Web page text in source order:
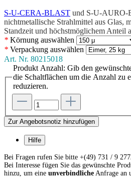
S-U-CERA-BLAST und S-U-AURO-
nichtmetallische Strahlmittel aus Glas,
Standzeit und höchstmöglichem Anteil
* Körnung auswählen
* Verpackung auswählen
Art. Nr. 80215018
Produkt Anzahl: Gib den
die Schaltflächen um die Anzahl zu
reduzieren.
Zur Angebotsnotiz hinzufügen
Hilfe
Bei Fragen rufen Sie bitte +(49) 731 / 9
Bei Interesse fügen Sie das gewünschte
hinzu, um eine unverbindliche Anfrage an